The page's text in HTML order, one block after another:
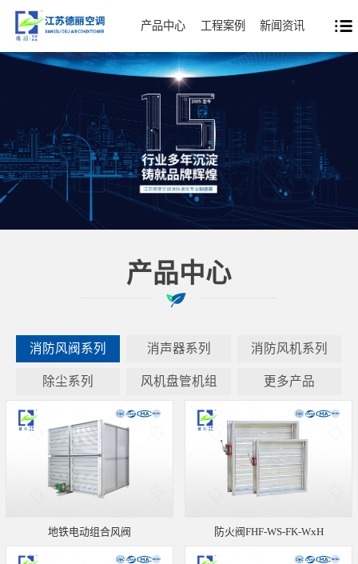
产品中心 工程案例 新闻资讯
产品中心
消防风阀系列 消声器系列 消防风机系列
除尘系列 风机盘管机组 更多产品
地铁电动组合风阀 防火阀FHF-WS-FK-WxH